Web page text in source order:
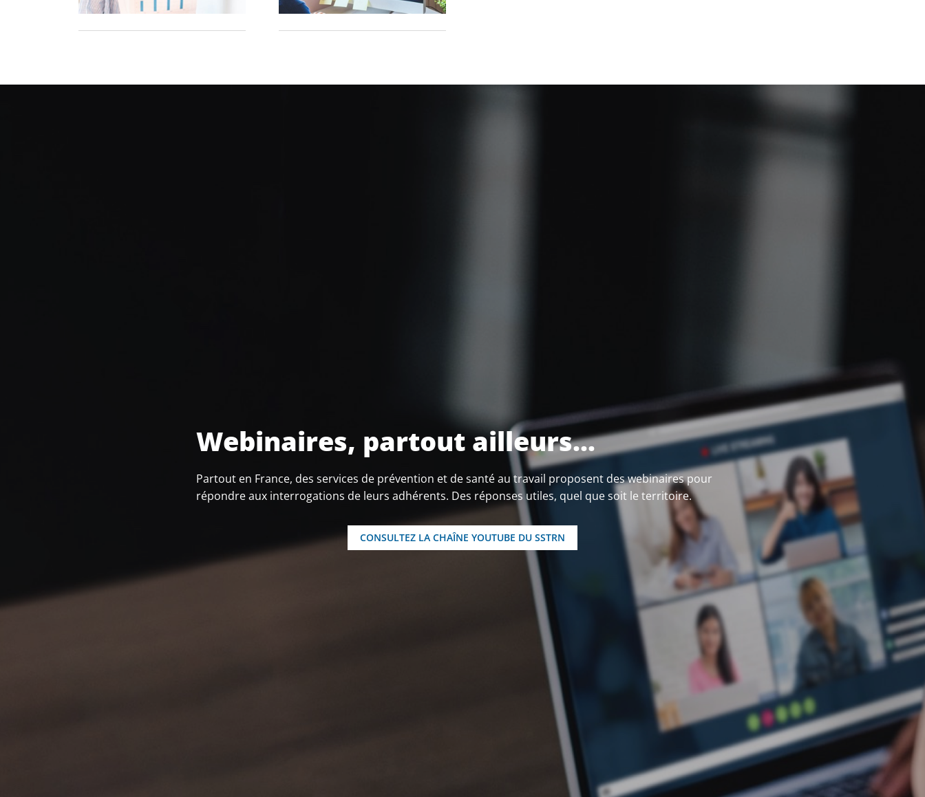
Webinaires, partout ailleurs…
Partout en France, des services de prévention et de santé au travail proposent des webinaires pour
répondre aux interrogations de leurs adhérents. Des réponses utiles, quel que soit le territoire.
CONSULTEZ LA CHAÎNE YOUTUBE DU SSTRN